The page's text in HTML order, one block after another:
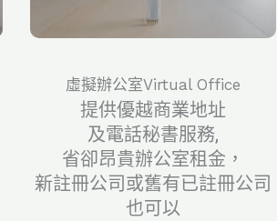
虛擬辦公室Virtual Office
​提供優越商業地址
及電話秘書服務,
省卻昂貴辦公室租金，
新註冊公司或舊有已註冊公司
也可以